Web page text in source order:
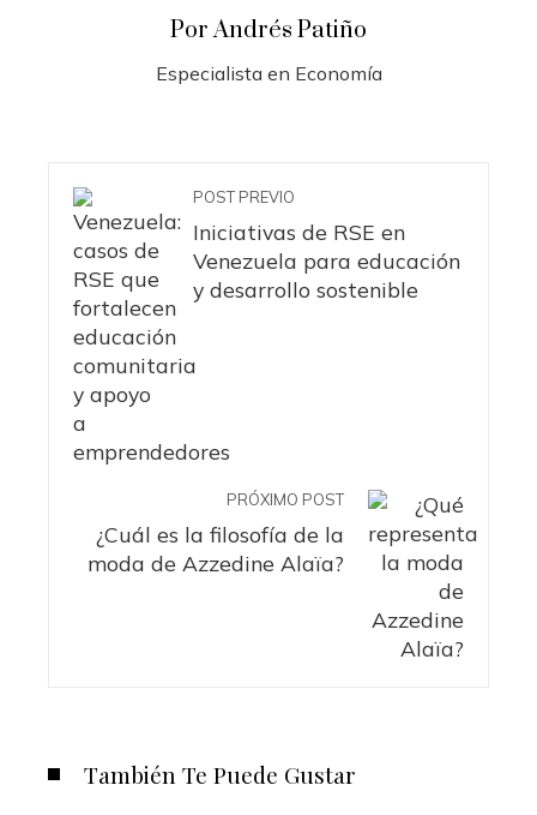
Por Andrés Patiño
Especialista en Economía
POST PREVIO
Iniciativas de RSE en
Venezuela para educación
y desarrollo sostenible
PRÓXIMO POST
¿Cuál es la filosofía de la
moda de Azzedine Alaïa?
También Te Puede Gustar